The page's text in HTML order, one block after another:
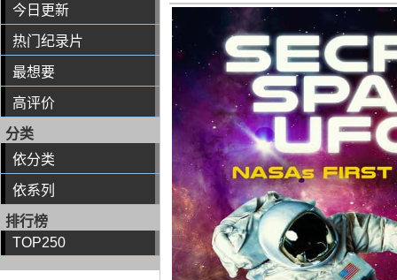
今日更新
热门纪录片
最想要
高评价
分类
依分类
依系列
排行榜
TOP250